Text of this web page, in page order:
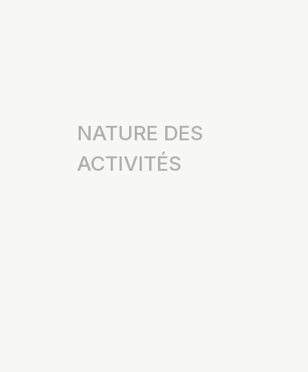
NATURE DES
ACTIVITÉS